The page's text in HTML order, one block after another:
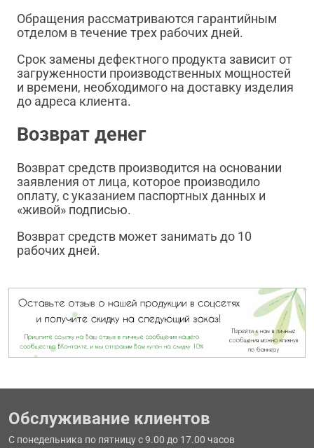
Обращения рассматриваются гарантийным
отделом в течение трех рабочих дней.
Срок замены дефектного продукта зависит от
загруженности производственных мощностей
и времени, необходимого на доставку изделия
до адреса клиента.
Возврат денег
Возврат средств производится на основании
заявления от лица, которое производило
оплату, с указанием паспортных данных и
«живой» подписью.
Возврат средств может занимать до 10
рабочих дней.
Обслуживание клиентов
С понедельника по пятницу с 9.00 до 17.00 часов